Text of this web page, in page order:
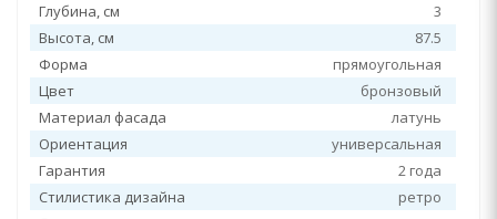
Глубина, см
3
Высота, см
87.5
Форма
прямоугольная
Цвет
бронзовый
Материал фасада
латунь
Ориентация
универсальная
Гарантия
2 года
Стилистика дизайна
ретро